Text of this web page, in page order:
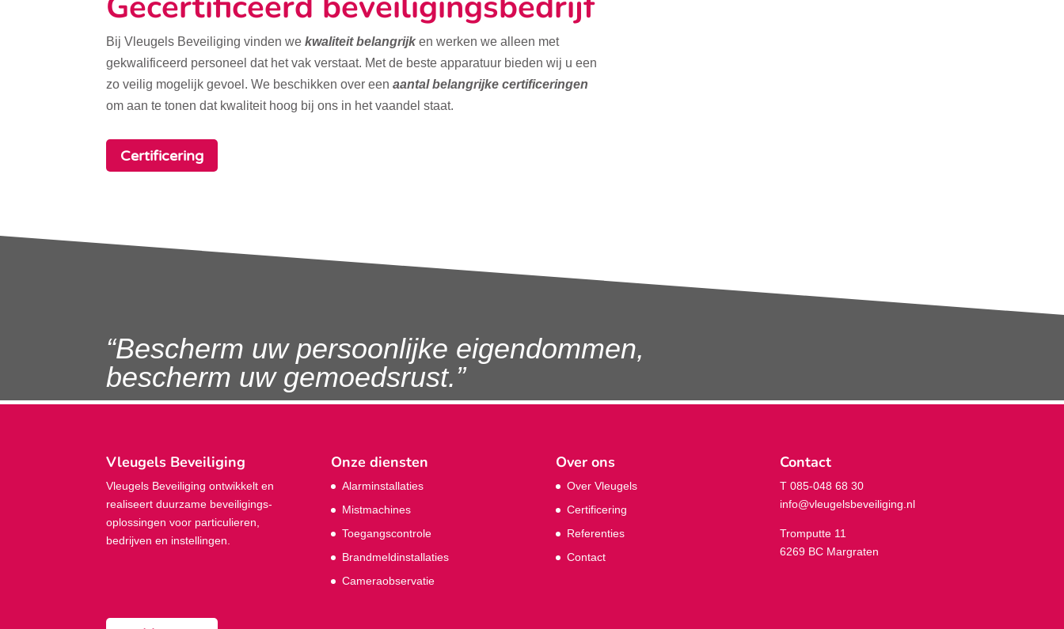
Bij Vleugels Beveiliging vinden wekwaliteit belangrijk en werken we alleen met
gekwalificeerd personeel dat het vak verstaat. Met de beste apparatuur bieden wij u een
zo veilig mogelijk gevoel. We beschikken over eenaantal belangrijke certificeringen
om aan te tonen dat kwaliteit hoog bij ons in het vaandel staat.
Certificering
“Bescherm uw persoonlijke eigendommen,
bescherm uw gemoedsrust.”
Vleugels Beveiliging
Vleugels Beveiliging ontwikkelt en
realiseert duurzame beveiligings­
oplossingen voor particulieren,
bedrijven en instellingen.
Onze diensten
Alarminstallaties
Mistmachines
Toegangscontrole
Brandmeldinstallaties
Cameraobservatie
Over ons
Over Vleugels
Certificering
Referenties
Contact
Contact
T 085-048 68 30
info@vleugelsbeveiliging.nl
Tromputte 11
6269 BC Margraten